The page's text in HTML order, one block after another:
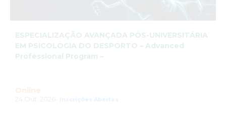
ESPECIALIZAÇÃO AVANÇADA PÓS-UNIVERSITÁRIA
EM PSICOLOGIA DO DESPORTO – Advanced
Professional Program –
Online
Inscrições Abertas